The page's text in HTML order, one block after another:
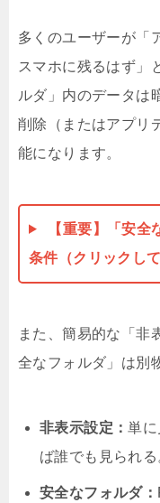
多くのユーザーが「
スマホに残るはず」
ルダ」内のデータは
削除（またはアプリ
能になります。
【重要】「安全
条件（クリックして
また、簡易的な「非
全なフォルダ」は別
非表示設定：単
ば誰でも見られる
安全なフォルダ：